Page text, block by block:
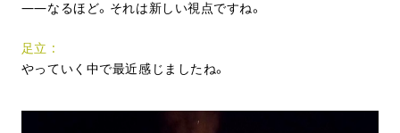
なるほど。それは新しい視点ですね。
足立
やっていく中で最近感じましたね。